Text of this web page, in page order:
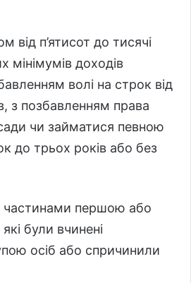
від п’ятисот до тисячі
мінімумів доходів
волі на строк від
з позбавленням права
чи займатися певною
до трьох років або без
частинами першою або
були вчинені
осіб або спричинили